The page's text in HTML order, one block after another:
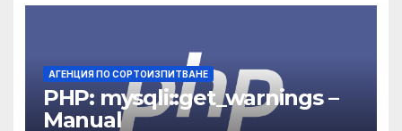
АГЕНЦИЯ ПО СОРТОИЗПИТВАНЕ
PHP: mysqli::get_warnings –
Manual